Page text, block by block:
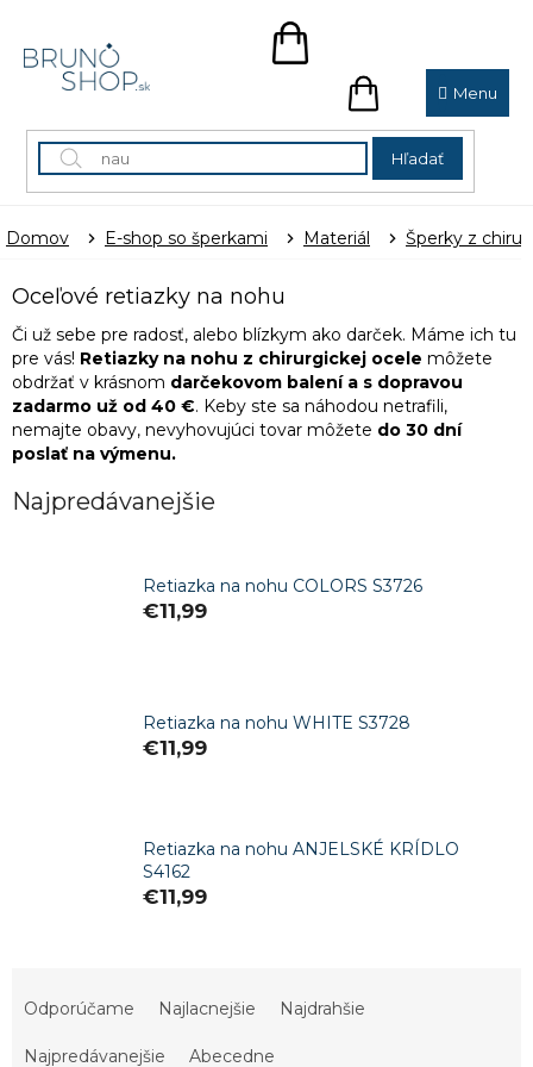
obsah
Hľadať
NÁKUPNÝ
NÁKUPNÝ
KOŠÍK
Domov E-shop so šperkami Materiál Šperky z
Oceľové retiazky na nohu
Či už sebe pre radosť, alebo blízkym ako darček. Máme ich tu
pre vás! Retiazky na nohu z chirurgickej ocele môžete
obdržať v krásnom darčekovom balení a s dopravou
zadarmo už od 40 €. Keby ste sa náhodou netrafili,
nemajte obavy, nevyhovujúci tovar môžete do 30 dní
poslať na výmenu.
Najpredávanejšie
Retiazka na nohu COLORS S3726
€11,99
Retiazka na nohu WHITE S3728
€11,99
Retiazka na nohu ANJELSKÉ KRÍDLO
S4162
€11,99
Odporúčame Najlacnejšie Najdrahšie
Najpredávanejšie Abecedne